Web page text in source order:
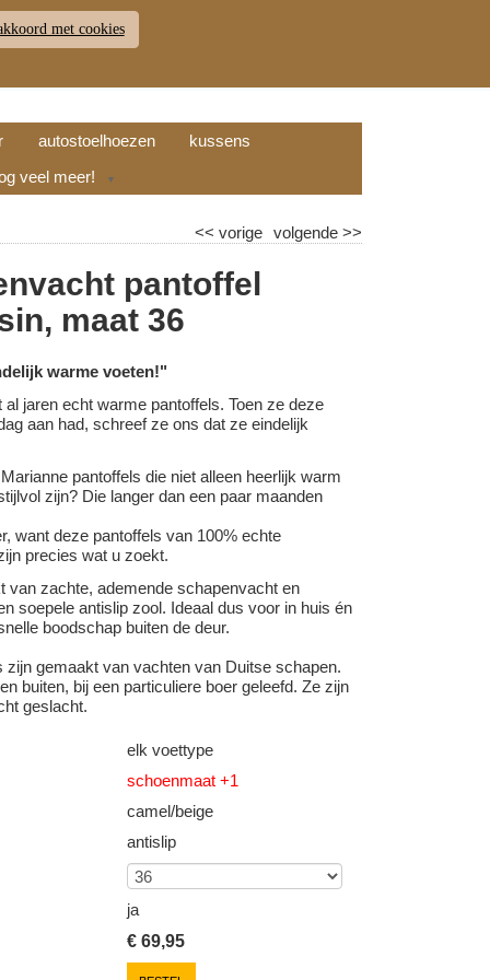
RETOUR WINKELWAGEN (
autostoelhoezen
kussens
veel meer! ▼
volgende>>
<< vorige
pantoffel
maat 36
warme voeten!"
al jaren echt warme pantoffels. Toen ze deze
aan had, schreef ze ons dat ze eindelijk
pantoffels die niet alleen heerlijk warm
zijn? Die langer dan een paar maanden
want deze pantoffels van 100% echte
precies wat u zoekt.
van zachte, ademende schapenvacht en
soepele antislip zool. Ideaal dus voor in huis én
boodschap buiten de deur.
zijn gemaakt van vachten van Duitse schapen.
buiten, bij een particuliere boer geleefd. Ze zijn
geslacht.
elk voettype
schoenmaat +1
camel/beige
antislip
ja
€69,95
met cookies